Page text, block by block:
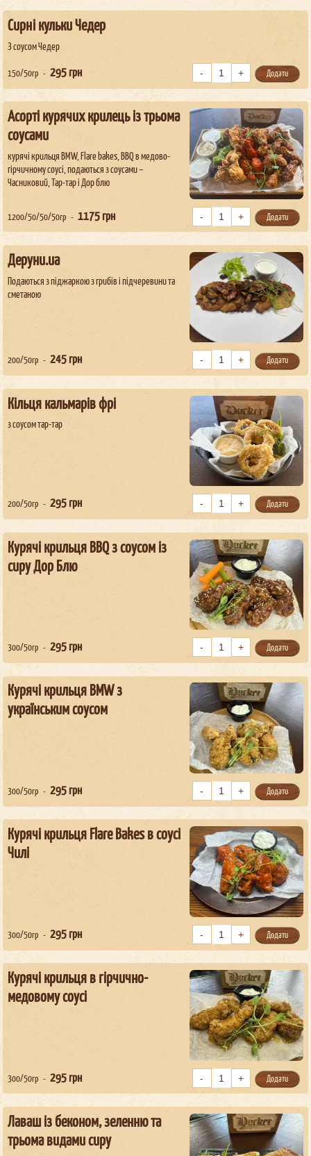
Сирні кульки Чедер
З соусом Чедер
150/50гр 295 грн Додати
Асорті курячих крилець із трьома
соусами
курячі крильця BMW, Flare bakes, BBQ в медово-
гірчичному соусі, подаються з соусами –
Часниковий, Тар-тар і Дор блю
1200/50/50/50гр 1175 грн Додати
Деруни.ua
Подаються з піджаркою з грибів і підчеревини та
сметаною
200/50гр 245 грн Додати
Кільця кальмарів фрі
з соусом тар-тар
200/50гр 295 грн Додати
Курячі крильця BBQ з соусом із
сиру Дор Блю
300/50гр 295 грн Додати
Курячі крильця BMW з
українським соусом
300/50гр 295 грн Додати
Курячі крильця Flare Bakes в соусі
Чилі
300/50гр 295 грн Додати
Курячі крильця в гірчично-
медовому соусі
300/50гр 295 грн Додати
Лаваш із беконом, зеленню та
трьома видами сиру